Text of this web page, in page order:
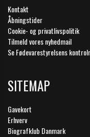
Kontakt
Åbningstider
Cookie- og privatlivspolitik
Tilmeld vores nyhedmail
Se Fødevarestyrelsens
SITEMAP
Gavekort
Erhverv
Biografklub Danmark